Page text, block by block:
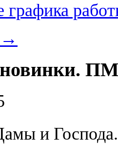
графика
→
и Господа.